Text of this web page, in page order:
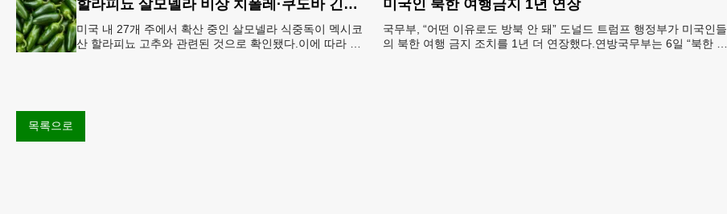
할라피뇨 살모넬라 비상 치폴레·쿠도바 긴급 회수
미국 내 27개 주에서 확산 중인 살모넬라 식중독이 멕시코
산 할라피뇨 고추와 관련된 것으로 확인됐다.이에 따라 멕
미국인 북한 여행금지 1년 연장
국무부, “어떤 이유로도 방북 안 돼” 도널드 트럼프 행정부가 미국인들
의 북한 여행 금지 조치를 1년 더 연장했다.연방국무부는 6일 “북한 내
목록으로